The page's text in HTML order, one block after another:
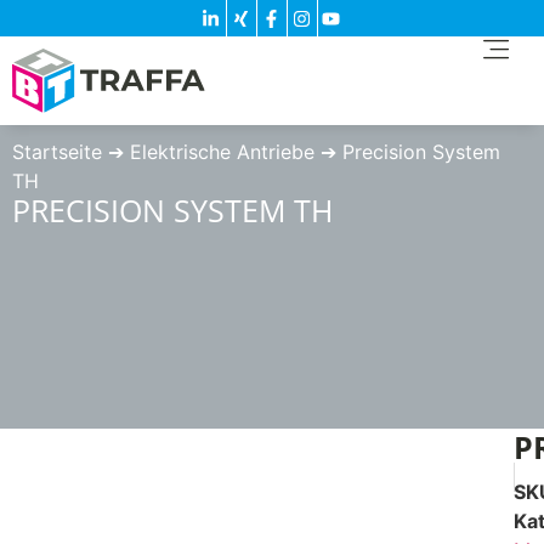
Startseite ➔ Elektrische Antriebe ➔ Precision System
TH
PRECISION SYSTEM TH